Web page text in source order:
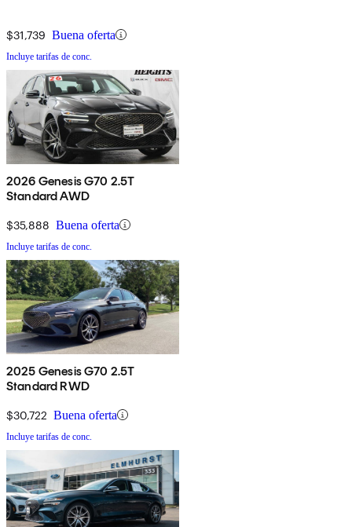
$31,739 Buena oferta
Incluye tarifas de conc.
2026 Genesis G70 2.5T
Standard AWD
$35,888 Buena oferta
Incluye tarifas de conc.
2025 Genesis G70 2.5T
Standard RWD
$30,722 Buena oferta
Incluye tarifas de conc.